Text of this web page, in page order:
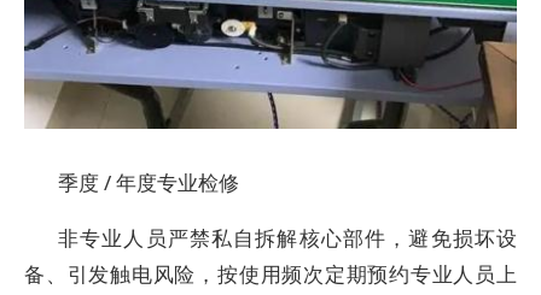
季度 / 年度专业检修
非专业人员严禁私自拆解核心部件，避免损坏设
备、引发触电风险，按使用频次定期预约专业人员上